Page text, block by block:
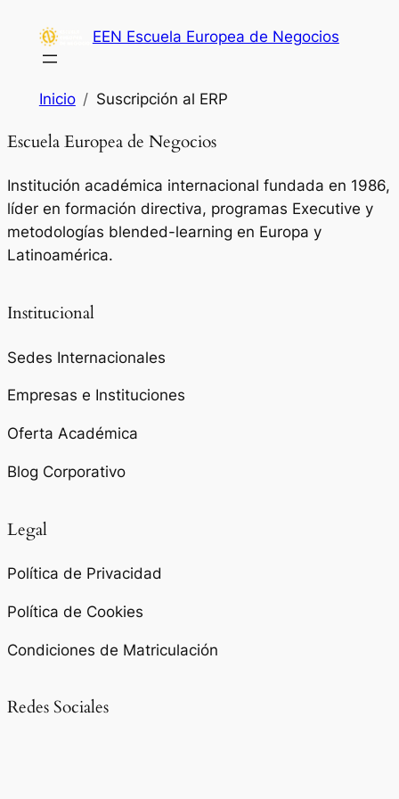
contenido
EEN Escuela Europea de Negocios
Inicio Suscripción al ERP
Escuela Europea de Negocios
Institución académica internacional fundada en 1986,
líder en formación directiva, programas Executive y
metodologías blended-learning en Europa y
Latinoamérica.
Institucional
Sedes Internacionales
Empresas e Instituciones
Oferta Académica
Blog Corporativo
Legal
Política de Privacidad
Política de Cookies
Condiciones de Matriculación
Redes Sociales